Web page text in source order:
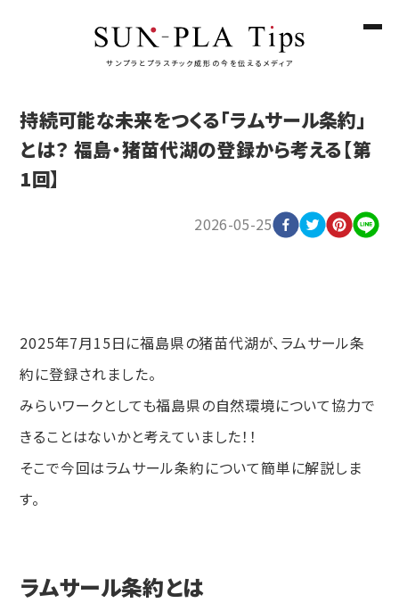
サンプラとプラスチック成形の今を伝えるメディア
持続可能な未来をつくる「ラムサール条約」
とは？ 福島・猪苗代湖の登録から考える【第
1回】
2026-05-25
2025年7月15日に福島県の猪苗代湖が、ラムサール条
約に登録されました。
みらいワークとしても福島県の自然環境について協力で
きることはないかと考えていました！！
そこで今回はラムサール条約について簡単に解説しま
す。
ラムサール条約とは